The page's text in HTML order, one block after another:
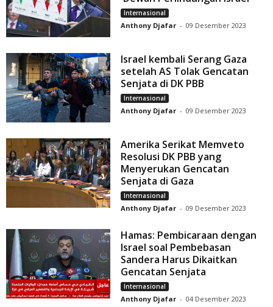
Internasional
Anthony Djafar - 09 Desember 2023
Israel kembali Serang Gaza
setelah AS Tolak Gencatan
Senjata di DK PBB
Internasional
Anthony Djafar - 09 Desember 2023
Amerika Serikat Memveto
Resolusi DK PBB yang
Menyerukan Gencatan
Senjata di Gaza
Internasional
Anthony Djafar - 09 Desember 2023
Hamas: Pembicaraan dengan
Israel soal Pembebasan
Sandera Harus Dikaitkan
Gencatan Senjata
Internasional
Anthony Djafar - 04 Desember 2023